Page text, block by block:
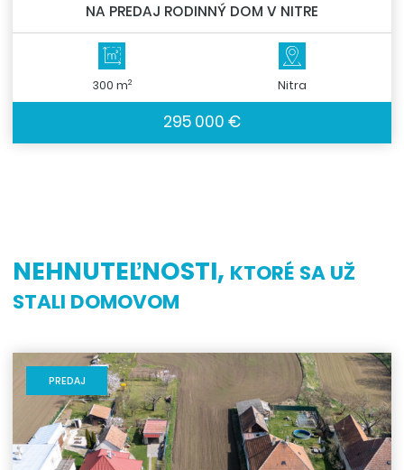
NA PREDAJ RODINNÝ DOM V NITRE
300 m2 Nitra
295 000 €
NEHNUTEĽNOSTI, KTORÉ SA UŽ
STALI DOMOVOM
PREDAJ